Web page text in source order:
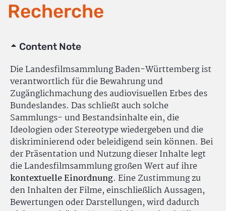
Recherche
Content Note
Die Landesfilmsammlung Baden-Württemberg ist
verantwortlich für die Bewahrung und
Zugänglichmachung des audiovisuellen Erbes des
Bundeslandes. Das schließt auch solche
Sammlungs- und Bestandsinhalte ein, die
Ideologien oder Stereotype wiedergeben und die
diskriminierend oder beleidigend sein können. Bei
der Präsentation und Nutzung dieser Inhalte legt
die Landesfilmsammlung großen Wert auf ihre
kontextuelle Einordnung. Eine Zustimmung zu
den Inhalten der Filme, einschließlich Aussagen,
Bewertungen oder Darstellungen, wird dadurch